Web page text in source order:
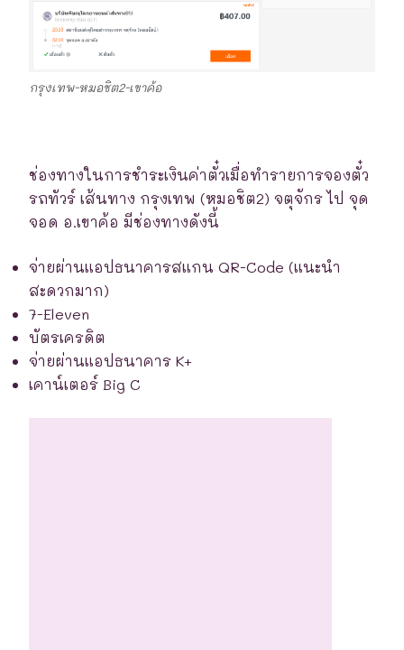
กรุงเทพ-หมอชิต2-เขาค้อ
ช่องทางในการชำระเงินค่าตั๋วเมื่อทำรายการจองตั๋ว
รถทัวร์ เส้นทาง กรุงเทพ (หมอชิต2) จตุจักร ไป จุด
จอด อ.เขาค้อ มีช่องทางดังนี้
จ่ายผ่านแอปธนาคารสแกน QR-Code (แนะนำ
สะดวกมาก)
7-Eleven
บัตรเครดิต
จ่ายผ่านแอปธนาคาร K+
เคาน์เตอร์ Big C